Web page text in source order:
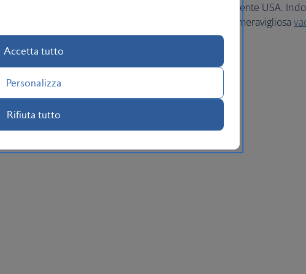
visitando la riproduzione dello Studio Ovale del presidente USA.
tuo cappello da cowboy Stetson e prenota subito una meravigliosa
Dallas.
Accetta tutto
Personalizza
Rifiuta tutto